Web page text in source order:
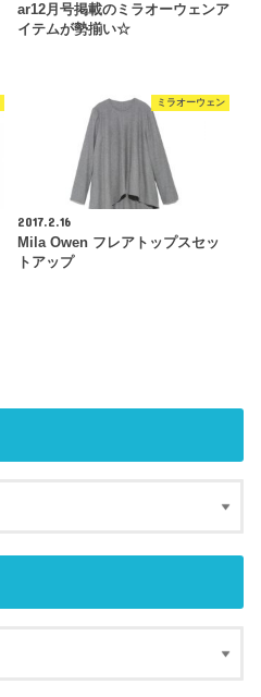
ar12月号掲載のミラオーウェンア
イテムが勢揃い☆
ミラオーウェン
2017.2.16
Mila Owen フレアトップスセッ
トアップ